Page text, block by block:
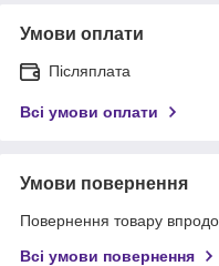
Умови оплати
Післяплата
Всі умови оплати
Умови повернення
Повернення товару
Всі умови повернення